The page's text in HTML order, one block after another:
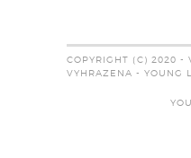
COPYRIGHT (C) 2020 -
VYHRAZENA - YOUNG